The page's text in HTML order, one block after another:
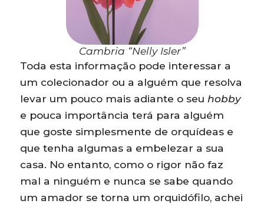
Cambria “Nelly Isler”
Toda esta informação pode interessar a
um colecionador ou a alguém que resolva
levar um pouco mais adiante o seuhobby
e pouca importância terá para alguém
que goste simplesmente de orquídeas e
que tenha algumas a embelezar a sua
casa. No entanto, como o rigor não faz
mal a ninguém e nunca se sabe quando
um amador se torna um orquidófilo, achei